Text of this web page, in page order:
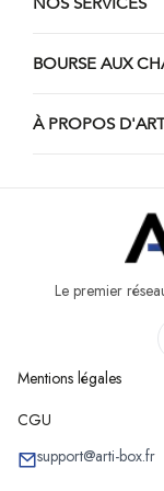
Chantiers de
BOURSE AUX
À PROPOS
Le premier
Mentions légales
CGU
support@arti-box.fr